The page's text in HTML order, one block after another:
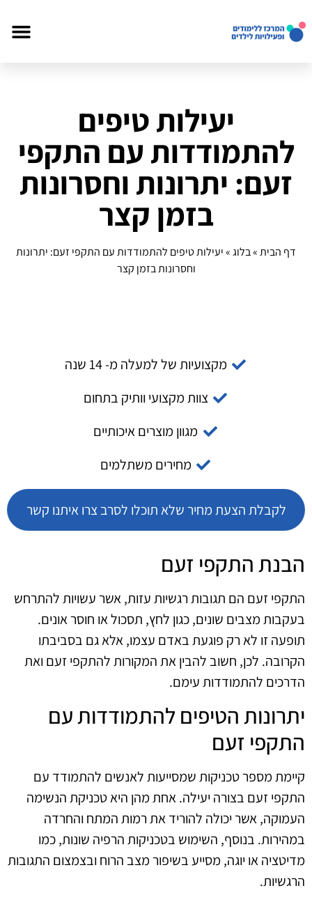
יעילות טיפים
להתמודדות עם התקפי
זעם: יתרונות וחסרונות
בזמן קצר
דף הבית»בלוג»יעילות טיפים להתמודדות עם התקפי זעם: יתרונות
וחסרונות בזמן קצר
מקצועיות של למעלה מ- 14 שנה
צוות מקצועי וותיק בתחום
מגוון מוצרים איכותיים
מחירים משתלמים
לקבלת הצעת מחיר שלא תוכלו לסרב צרו איתנו קשר
הבנת התקפי זעם
התקפי זעם הם תגובות רגשיות עזות, אשר עשויות להתרחש
בעקבות מצבים שונים, כגון לחץ, תסכול או חוסר אונים.
תופעה זו לא רק פוגעת באדם עצמו, אלא גם בסביבתו
הקרובה. לכן, חשוב להבין את המקורות להתקפי זעם ואת
הדרכים להתמודדות עימם.
יתרונות הטיפים להתמודדות עם
התקפי זעם
קיימת מספר טכניקות שמסייעות לאנשים להתמודד עם
התקפי זעם בצורה יעילה. אחת מהן היא טכניקת הנשימה
העמוקה, אשר יכולה להוריד את רמות המתח והחרדה
במהירות. בנוסף, השימוש בטכניקות הרפיה שונות, כמו
מדיטציה או יוגה, מסייע בשיפור מצב הרוח ובצמצום התגובות
הרגשיות.